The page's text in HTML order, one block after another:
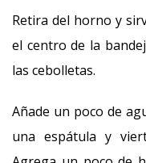
Retira del horno y
el centro de la
las cebolletas.
Añade un poco de
una espátula y